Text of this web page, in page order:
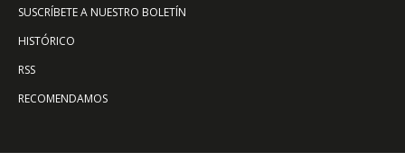
SUSCRÍBETE A NUESTRO BOLETÍN
HISTÓRICO
RSS
RECOMENDAMOS